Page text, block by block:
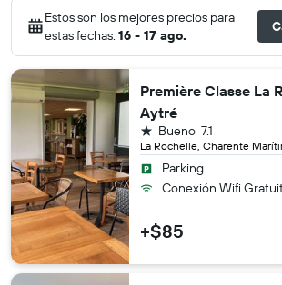
Estos son los mejores precios para
estas fechas: 16 - 17 ago.
Première Classe La
Aytré
La Rochelle, Charente
7.1
Bueno
1 estrella
Parking
Conexión Wifi
+$85